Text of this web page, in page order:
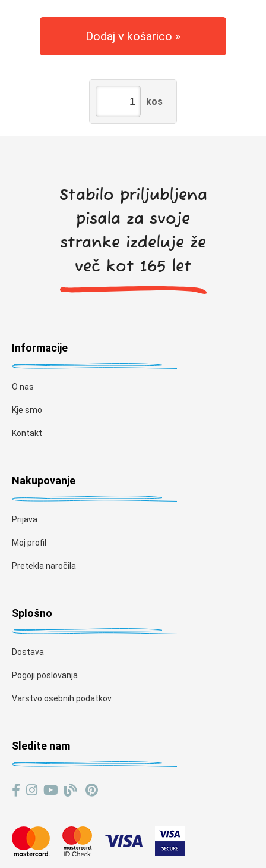
Dodaj v košarico
kos
Stabilo priljubljena
pisala za svoje
stranke izdeluje že
več kot 165 let
Informacije
O nas
Kje smo
Kontakt
Nakupovanje
Prijava
Moj profil
Pretekla naročila
Splošno
Dostava
Pogoji poslovanja
Varstvo osebnih podatkov
Sledite nam